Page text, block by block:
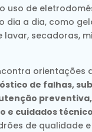
uso de
dia a dia, como
lavar, secadoras,
orientações
de falhas,
e cuidados
de qualidade